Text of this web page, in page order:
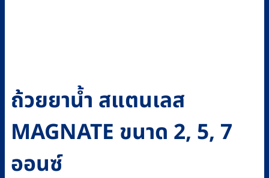
ถ้วยยาน้ำ สแตนเลส
MAGNATE ขนาด 2, 5, 7
ออนซ์